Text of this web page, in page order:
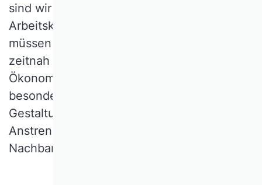
sind wir auch für internationale
Arbeitskräfte attraktiv. Die Weichen dafür
müssen aber gestellt und die Lösungen
zeitnah gefunden werden. Wir
Ökonominnen und Ökonomen können dann
besonders viel, wenn wir unseren
Gestaltungsauftrag in gemeinsamer
Anstrengung mit unseren
Nachbardisziplinen wahrnehmen.